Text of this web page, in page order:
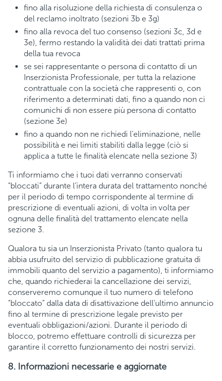
fino alla risoluzione della richiesta di consulenza o
del reclamo inoltrato (sezioni 3b e 3g)
fino alla revoca del tuo consenso (sezioni 3c, 3d e
3e), fermo restando la validità dei dati trattati prima
della tua revoca
se sei rappresentante o persona di contatto di un
Inserzionista Professionale, per tutta la relazione
contrattuale con la società che rappresenti o, con
riferimento a determinati dati, fino a quando non ci
comunichi di non essere più persona di contatto
(sezione 3e)
fino a quando non ne richiedi l’eliminazione, nelle
possibilità e nei limiti stabiliti dalla legge (ciò si
applica a tutte le finalità elencate nella sezione 3)
Ti informiamo che i tuoi dati verranno conservati
“bloccati” durante l’intera durata del trattamento nonché
per il periodo di tempo corrispondente al termine di
prescrizione di eventuali azioni, di volta in volta per
ognuna delle finalità del trattamento elencate nella
sezione 3.
Qualora tu sia un Inserzionista Privato (tanto qualora tu
abbia usufruito del servizio di pubblicazione gratuita di
immobili quanto del servizio a pagamento), ti informiamo
che, quando richiederai la cancellazione dei servizi,
conserveremo comunque il tuo numero di telefono
“bloccato” dalla data di disattivazione dell’ultimo annuncio
fino al termine di prescrizione legale previsto per
eventuali obbligazioni/azioni. Durante il periodo di
blocco, potremo effettuare controlli di sicurezza per
garantire il corretto funzionamento dei nostri servizi.
8. Informazioni necessarie e aggiornate